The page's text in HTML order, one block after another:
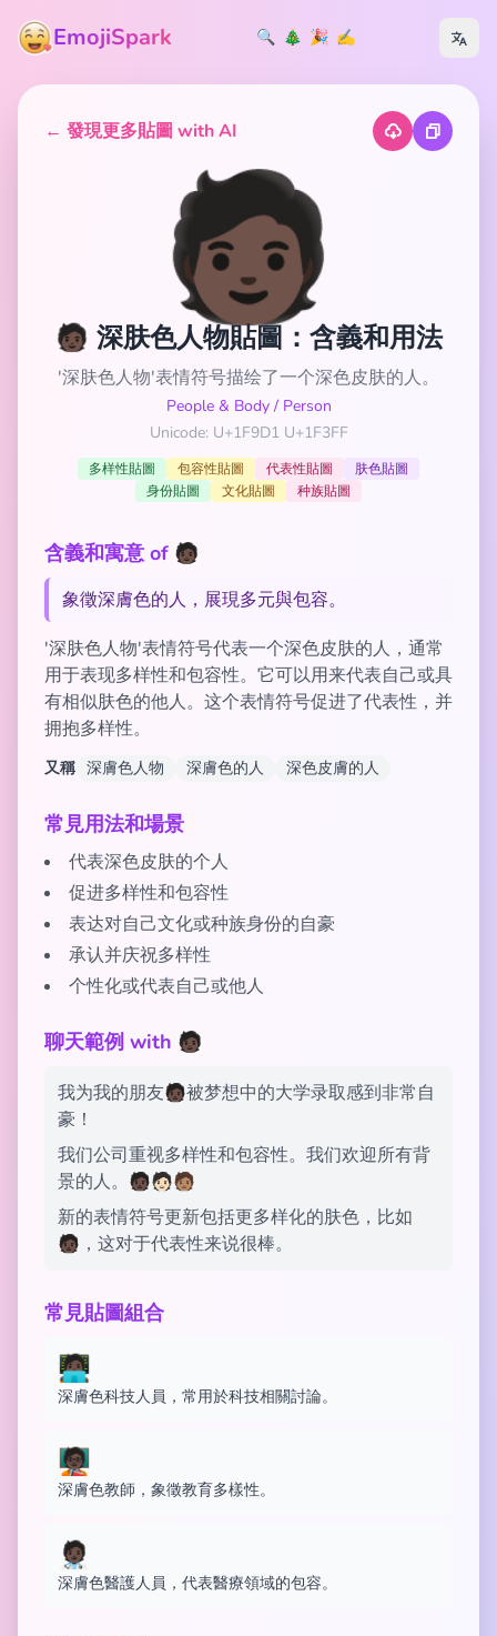
EmojiSpark 🔍 🎄 🎉 ✍️
← 發現更多貼圖 with AI
🧑🏿
🧑🏿 深肤色人物貼圖：含義和用法
'深肤色人物'表情符号描绘了一个深色皮肤的人。
People & Body/ Person
Unicode: U+1F9D1 U+1F3FF
多样性貼圖 包容性貼圖 代表性貼圖
肤色貼圖
身份貼圖
文化貼圖 种族貼圖
含義和寓意 of 🧑🏿
象徵深膚色的人，展現多元與包容。
'深肤色人物'表情符号代表一个深色皮肤的人，通常
用于表现多样性和包容性。它可以用来代表自己或具
有相似肤色的他人。这个表情符号促进了代表性，并
拥抱多样性。
又稱 深膚色人物 深膚色的人 深色皮膚的人
常見用法和場景
代表深色皮肤的个人
促进多样性和包容性
表达对自己文化或种族身份的自豪
承认并庆祝多样性
个性化或代表自己或他人
聊天範例 with 🧑🏿
我为我的朋友🧑🏿被梦想中的大学录取感到非常自
豪！
我们公司重视多样性和包容性。我们欢迎所有背
景的人。🧑🏿🧑🏻🧑🏽
新的表情符号更新包括更多样化的肤色，比如
🧑🏿，这对于代表性来说很棒。
常見貼圖組合
🧑🏿‍💻
深膚色科技人員，常用於科技相關討論。
🧑🏿‍🏫
深膚色教師，象徵教育多樣性。
🧑🏿‍⚕️
深膚色醫護人員，代表醫療領域的包容。